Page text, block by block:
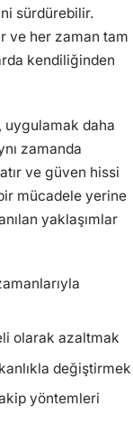
sürdürebilir.
ve her zaman tam
kendiliğinden
uygulamak daha
zamanda
ve güven hissi
mücadele yerine
yaklaşımlar
olarak azaltmak
değiştirmek
yöntemleri